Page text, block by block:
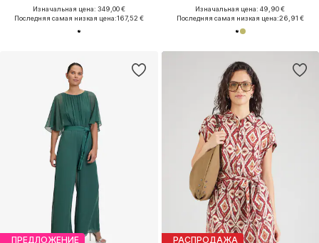
Изначальная цена: 349,00 €
Последняя самая низкая цена:167,52 €
Изначальная цена: 49,90 €
Последняя самая низкая цена:26,91 €
ПРЕДЛОЖЕНИЕ РАСПРОДАЖА